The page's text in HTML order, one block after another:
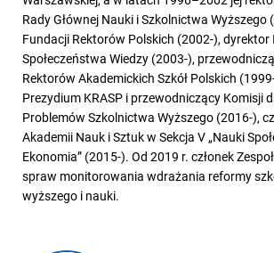
Rady Głównej Nauki i Szkolnictwa Wyższego
Fundacji Rektorów Polskich (2002-),
Społeczeństwa Wiedzy (2003-),
Rektorów Akademickich Szkół Polskich
Prezydium KRASP i przewodniczący Komisji
Problemów Szkolnictwa Wyższego (2016-),
Akademii Nauk i Sztuk w Sekcja V „Nauki
Ekonomia” (2015-). Od 2019 r. członek
spraw monitorowania wdrażania reformy
wyższego i nauki.